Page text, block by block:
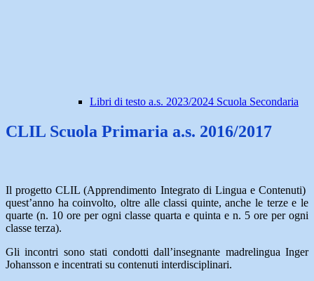
Libri di testo a.s. 2023/2024 Scuola Secondaria
CLIL Scuola Primaria a.s. 2016/2017
Il progetto CLIL (Apprendimento Integrato di Lingua e Contenuti)
quest’anno ha coinvolto, oltre alle classi quinte, anche le terze e le
quarte (n. 10 ore per ogni classe quarta e quinta e n. 5 ore per ogni
classe terza).
Gli incontri sono stati condotti dall’insegnante madrelingua Inger
Johansson e incentrati su contenuti interdisciplinari.